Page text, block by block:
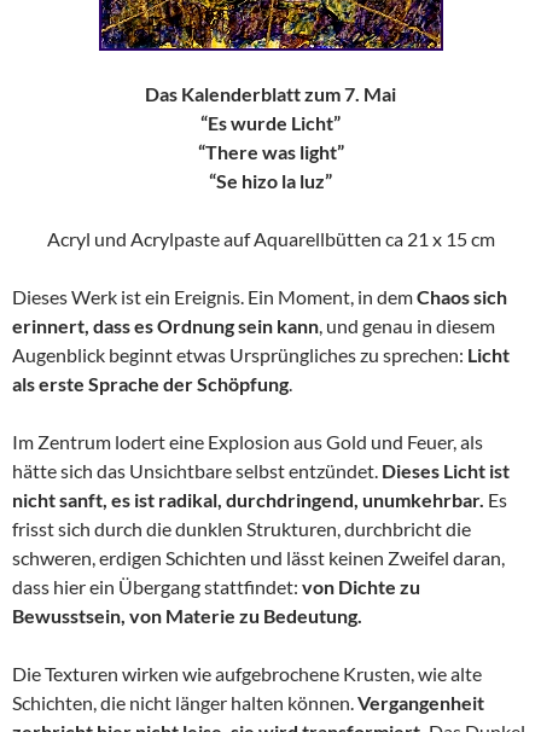
Das Kalenderblatt zum 7. Mai
“Es wurde Licht”
“There was light”
“Se hizo la luz”
Acryl und Acrylpaste auf Aquarellbütten ca 21 x 15 cm
Dieses Werk ist ein Ereignis. Ein Moment, in demChaos sich
erinnert, dass es Ordnung sein kann, und genau in diesem
Augenblick beginnt etwas Ursprüngliches zu sprechen: Licht
als erste Sprache der Schöpfung.
Im Zentrum lodert eine Explosion aus Gold und Feuer, als
hätte sich das Unsichtbare selbst entzündet. Dieses Licht ist
nicht sanft, es ist radikal, durchdringend, unumkehrbar. Es
frisst sich durch die dunklen Strukturen, durchbricht die
schweren, erdigen Schichten und lässt keinen Zweifel daran,
dass hier ein Übergang stattfindet: von Dichte zu
Bewusstsein, von Materie zu Bedeutung.
Die Texturen wirken wie aufgebrochene Krusten, wie alte
Schichten, die nicht länger halten können.Vergangenheit